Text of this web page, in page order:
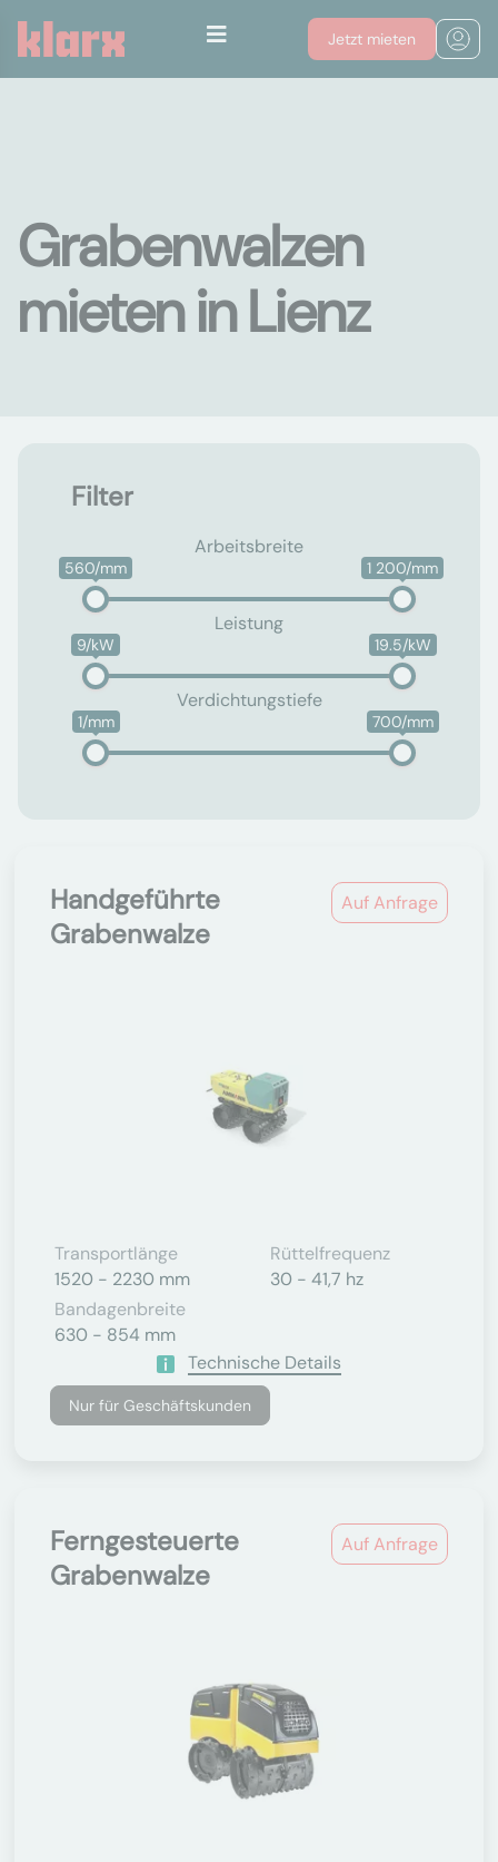
Jetzt mieten
Grabenwalzen
mieten in Lienz
Filter
Arbeitsbreite
560/mm 1 200/mm
Leistung
9/kW 19.5/kW
Verdichtungstiefe
1/mm 700/mm
Auf Anfrage
Handgeführte
Grabenwalze
Transportlänge
1520 - 2230 mm
Rüttelfrequenz
30 - 41,7 hz
Bandagenbreite
630 - 854 mm
Technische Details
Nur für Geschäftskunden
Auf Anfrage
Ferngesteuerte
Grabenwalze